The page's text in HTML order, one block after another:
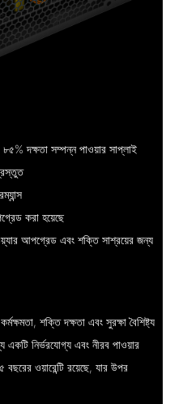
৮৫% দক্ষতা সম্পন্ন পাওয়ার সাপ্লাই
করা হয়েছে
আপগ্রেড এবং শক্তি সাশ্রয়ের জন্য
শক্তি দক্ষতা এবং সুরক্ষা বৈশিষ্ট্য
নির্ভরযোগ্য এবং নীরব পাওয়ার
বছরের ওয়ারেন্টি রয়েছে, যার উপর